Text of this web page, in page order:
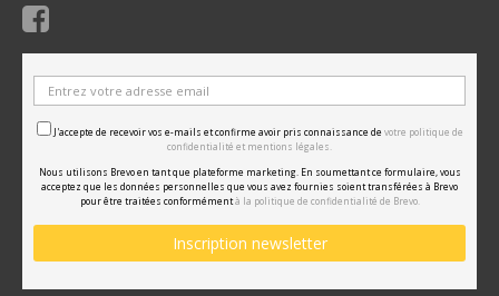
J'accepte de recevoir vos e-mails et confirme avoir pris connaissance de votre politique de
confidentialité et mentions légales.
Nous utilisons Brevo en tant que plateforme marketing. En soumettant ce formulaire, vous
acceptez que les données personnelles que vous avez fournies soient transférées à Brevo
pour être traitées conformémentà la politique de confidentialité de Brevo.